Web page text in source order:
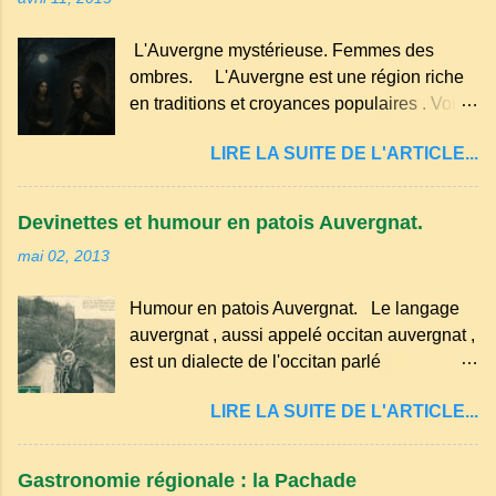
Pas de fioritures ...
sucre un verre de lait, 1 pincée de sel et 30
g de beurre. Commencez par équeuter les
cerises sans les dénoyauter de préférence,
séchez-les sur un torchon.
L'Auvergne mystérieuse. Femmes des
ombres. L'Auvergne est une région riche
en traditions et croyances populaires . Voici
marqué ses campagnes : Superstitions : Le
pain retourné. Quand, à un repas, un des
convives tourne son pain à l’envers, les
voisins se hâtent de planter dans le
aperçoit, il remet le pain sur le bon coté,
mais il doit payer autant de bouteilles de vin
qu’il y a de couteaux ou de fourchettes
d’Ambert). Les quatre chemins. Quand
deux chemins se rencontrent et se coupent,
leur intersection forme un carrefour qui a
LIRE LA SUITE DE L'ARTICLE...
Devinettes et humour en patois Auvergnat.
mai 02, 2013
Humour en patois Auvergnat. Le langage
auvergnat , aussi appelé occitan auvergnat ,
est un dialecte de l'occitan parlé
certaines parties du Massif central . Il
appartient à la famille des langues romanes
et est classé parmi les dialectes du nord-
LIRE LA SUITE DE L'ARTICLE...
Gastronomie régionale : la Pachade